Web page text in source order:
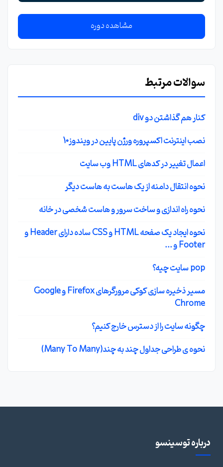
مشاهده دوره
سوالات مرتبط
کنار هم گذاشتن دو div
نصب اینترنت اکسپروره ورژن پایین در ویندوز10
اعمال تغییر در کدهای HTML وب سایت
نحوه انتقال دامنه از یک هاست به هاست دیگر
نحوه راه اندازی و ساخت سرور و هاست شخصی در خانه
نحوه ایجاد یک صفحه HTML و CSS ساده دارای Header و
Footer و ...
pop سایت چیه؟
مسیر ذخیره سازی کوکی مرورگرهای Firefox و Google
Chrome
چگونه سایت را از دسترس خارج کنیم؟
نحوه ی طراحی جداول چند به چند(Many To Many)
درباره توسینسو